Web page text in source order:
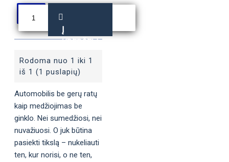
Į
KREPŠELĮ
Rodoma nuo 1 iki 1
iš 1 (1 puslapių)
Automobilis be gerų ratų
kaip medžiojimas be
ginklo. Nei sumedžiosi, nei
nuvažiuosi. O juk būtina
pasiekti tikslą – nukeliauti
ten, kur norisi, o ne ten,